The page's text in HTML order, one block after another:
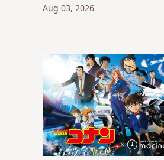
Aug 03, 2026